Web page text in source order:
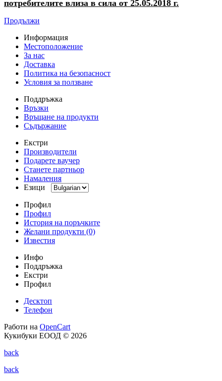
потребителите влиза в сила от 25.05.2018 г.
Продължи
Информация
Местоположение
За нас
Доставка
Политика на безопасност
Условия за ползване
Поддръжка
Връзки
Връщане на продукти
Съдържание
Екстри
Производители
Подарете ваучер
Станете партньор
Намаления
Езици
Профил
Профил
История на поръчките
Желани продукти (0)
Известия
Инфо
Поддръжка
Екстри
Профил
Десктоп
Телефон
Работи на OpenCart
Кукибуки ЕООД © 2026
back
back